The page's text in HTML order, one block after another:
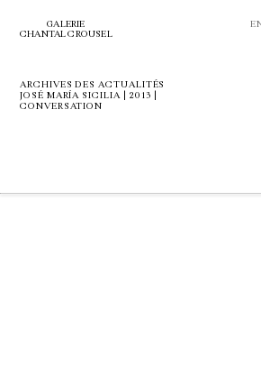
GALERIE
CHANTAL CROUSEL
ARCHIVES DES ACTUALITÉS
JOSÉ MARÍA SICILIA | 2013 |
CONVERSATION